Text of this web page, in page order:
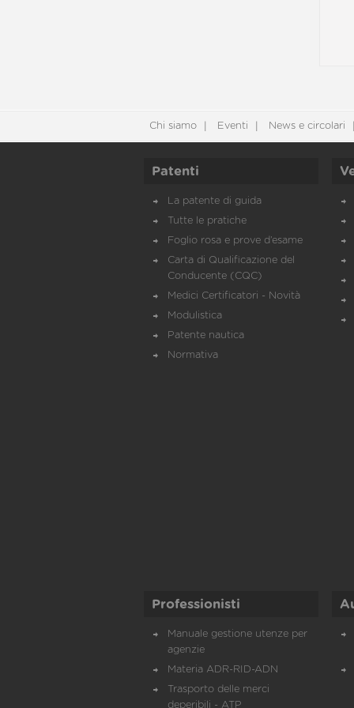
Chi siamo Eventi News e circolari
Patenti
La patente di guida
Tutte le pratiche
Foglio rosa e prove d’esame
Carta di Qualificazione del
Conducente (CQC)
Medici Certificatori - Novità
Modulistica
Patente nautica
Normativa
Professionisti
Manuale gestione utenze per
agenzie
Materia ADR-RID-ADN
Trasporto delle merci
deperibili - ATP